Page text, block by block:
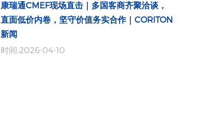
康瑞通CMEF现场直击｜多国客商齐聚洽谈，
直面低价内卷，坚守价值务实合作｜CORITON
新闻
时间:2026-04-10